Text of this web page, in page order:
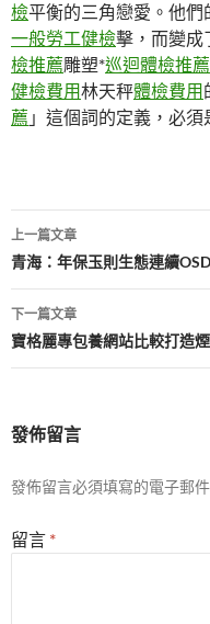
檢平衡的三角戀愛。他們
一般勞工健檢擊，而變成
檢推薦雕塑*巡迴體檢推薦
健檢費用林天秤體檢費用
薦 」這個詞的定義，必須
文
章
導
覽
上一篇文章
青海：年保玉則生態連續
下一篇文章
寶格麗專包養網站比較打造
發佈留言
發佈留言必須填寫的電子郵
留言 *